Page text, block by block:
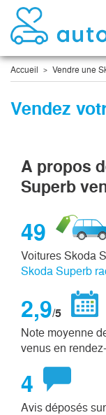
Accueil Vendre une
Vendez
A propos
Superb
49
Voitures Skoda
Skoda Superb
2,9/5
Note moyenne
venus en
4
Avis déposés